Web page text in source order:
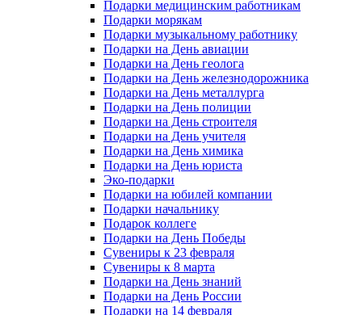
Подарки медицинским работникам
Подарки морякам
Подарки музыкальному работнику
Подарки на День авиации
Подарки на День геолога
Подарки на День железнодорожника
Подарки на День металлурга
Подарки на День полиции
Подарки на День строителя
Подарки на День учителя
Подарки на День химика
Подарки на День юриста
Эко-подарки
Подарки на юбилей компании
Подарки начальнику
Подарок коллеге
Подарки на День Победы
Сувениры к 23 февраля
Сувениры к 8 марта
Подарки на День знаний
Подарки на День России
Подарки на 14 февраля